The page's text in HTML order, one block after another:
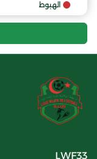
الهبوط
LWF33